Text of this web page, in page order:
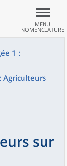
MENU
NOMENCLATURE
1 :
Agriculteurs
sur